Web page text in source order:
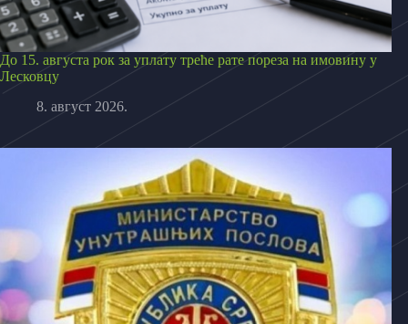
До 15. августа рок за уплату треће рате пореза на имовину у
Лесковцу
8. август 2026.